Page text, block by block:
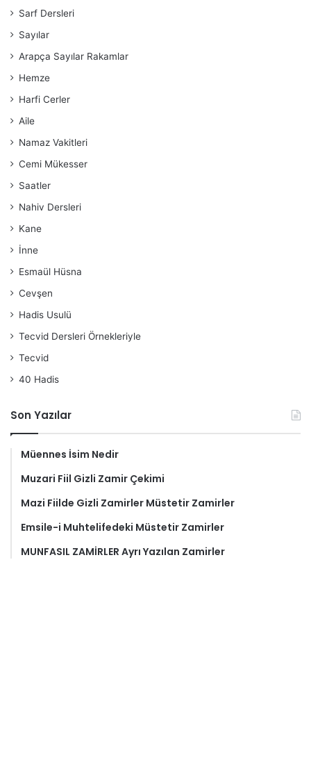
Sarf Dersleri
Sayılar
Arapça Sayılar Rakamlar
Hemze
Harfi Cerler
Aile
Namaz Vakitleri
Cemi Mükesser
Saatler
Nahiv Dersleri
Kane
İnne
Esmaül Hüsna
Cevşen
Hadis Usulü
Tecvid Dersleri Örnekleriyle
Tecvid
40 Hadis
Son Yazılar
Müennes İsim Nedir
Muzari Fiil Gizli Zamir Çekimi
Mazi Fiilde Gizli Zamirler Müstetir Zamirler
Emsile-i Muhtelifedeki Müstetir Zamirler
MUNFASIL ZAMİRLER Ayrı Yazılan Zamirler